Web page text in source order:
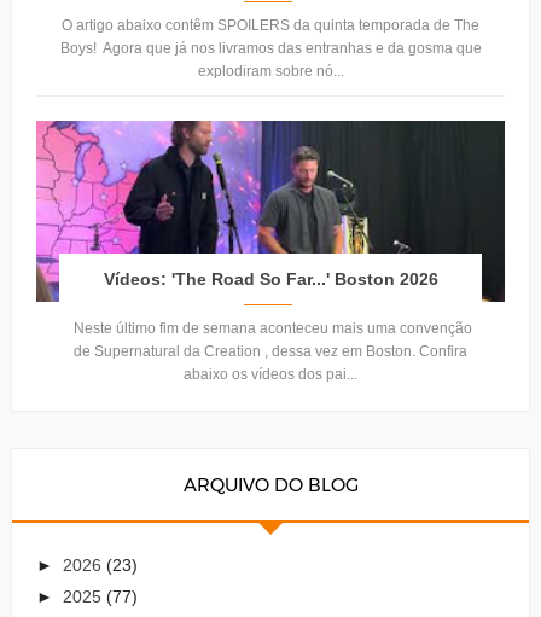
O artigo abaixo contêm SPOILERS da quinta temporada de The
Boys! Agora que já nos livramos das entranhas e da gosma que
explodiram sobre nó...
Vídeos: 'The Road So Far...' Boston 2026
Neste último fim de semana aconteceu mais uma convenção
de Supernatural da Creation , dessa vez em Boston. Confira
abaixo os vídeos dos pai...
ARQUIVO DO BLOG
► 2026 (23)
► 2025 (77)